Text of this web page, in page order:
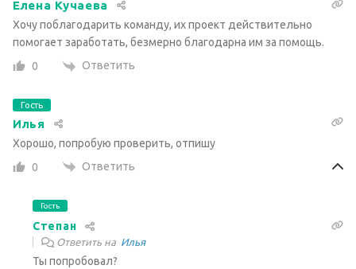
Елена Кучаева
Хочу поблагодарить команду, их проект действительно
помогает заработать, безмерно благодарна им за помощь.
0
Ответить
Гость
Илья
Хорошо, попробую проверить, отпишу
0
Ответить
Гость
Степан
Ответить на Илья
Ты попробовал?